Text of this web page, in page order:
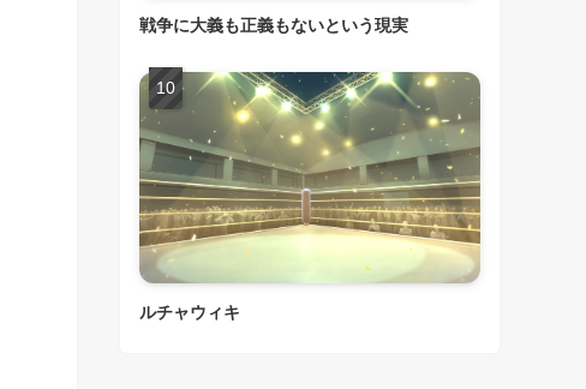
戦争に大義も正義もないという現実
ルチャウィキ